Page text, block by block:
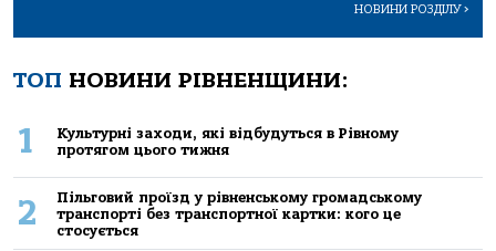
НОВИНИ РОЗДІЛУ>
ТОП НОВИНИ РІВНЕНЩИНИ:
1
Культурні заходи, які відбудуться в Рівному
протягом цього тижня
2
Пільговий проїзд у рівненському громадському
транспорті без транспортної картки: кого це
стосується